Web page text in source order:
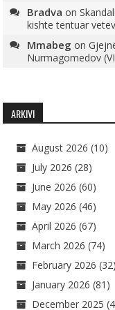
Bradva on
kishte tentuar
Mmabeg on
Nurmagomedov
ARKIVI
August 2026 (10)
July 2026 (28)
June 2026 (60)
May 2026 (46)
April 2026 (67)
March 2026 (74)
February 2026 (32)
January 2026 (81)
December 2025